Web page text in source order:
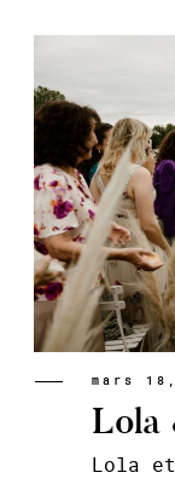
A PROPOS
Contact
mars
Lola
Lola